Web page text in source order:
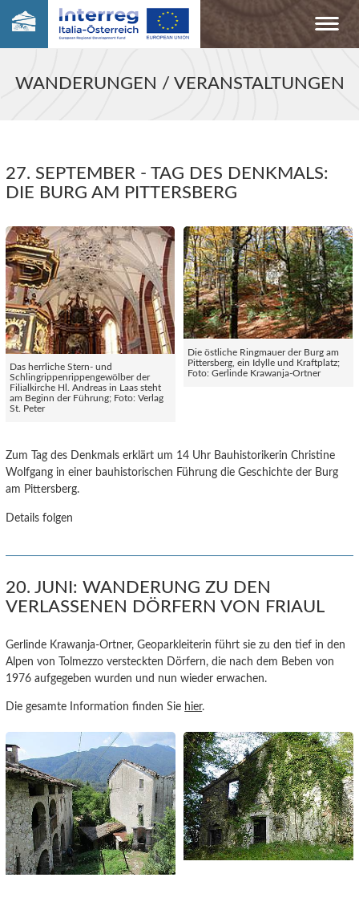
WANDERUNGEN / VERANSTALTUNGEN
27. SEPTEMBER - TAG DES DENKMALS:
DIE BURG AM PITTERSBERG
Das herrliche Stern- und
Schlingrippenrippengewölber der
Filialkirche Hl. Andreas in Laas steht
am Beginn der Führung; Foto: Verlag
St. Peter
Die östliche Ringmauer der Burg am
Pittersberg, ein Idylle und Kraftplatz;
Foto: Gerlinde Krawanja-Ortner
Zum Tag des Denkmals erklärt um 14 Uhr Bauhistorikerin Christine
Wolfgang in einer bauhistorischen Führung die Geschichte der Burg
am Pittersberg.
Details folgen
20. JUNI: WANDERUNG ZU DEN
VERLASSENEN DÖRFERN VON FRIAUL
Gerlinde Krawanja-Ortner, Geoparkleiterin führt sie zu den tief in den
Alpen von Tolmezzo versteckten Dörfern, die nach dem Beben von
1976 aufgegeben wurden und nun wieder erwachen.
Die gesamte Information finden Sie hier.